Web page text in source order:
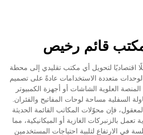
قائم رخيص
اقتصاديًا لتحويل أي مكتب تقليدي إلى محطة
متعددة الاستخدامات عادةً على تصميم
العلوية الشاشات أو أجهزة الكمبيوتر
السفلية مساحة لوحات المفاتيح والفئران.
فإن محوّلات المكاتب القائمة الحديثة
بالزنبركات الغازية أو الميكانيكية، مما
في الارتفاع لتلبية احتياجات المستخدمين